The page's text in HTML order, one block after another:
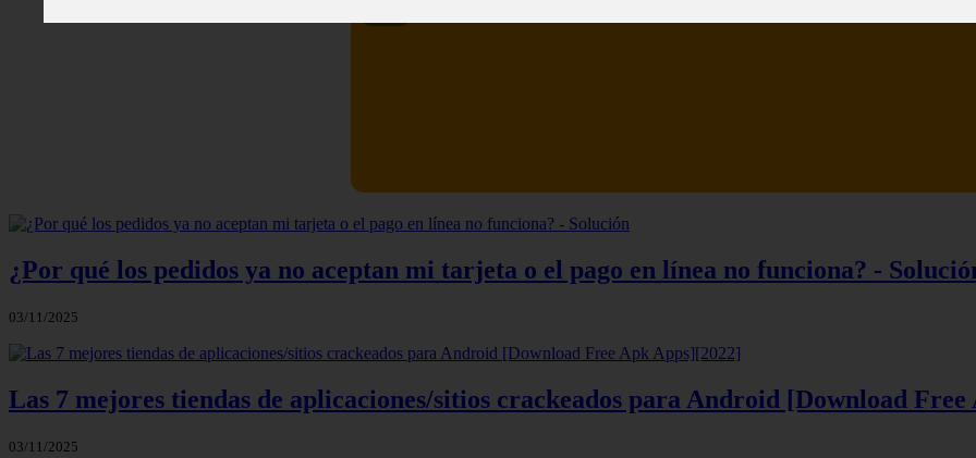
¿Por qué los pedidos ya no aceptan mi tarjeta o el pago en línea no funciona? -
03/11/2025
Las 7 mejores tiendas de aplicaciones/sitios crackeados para Android [Download
03/11/2025